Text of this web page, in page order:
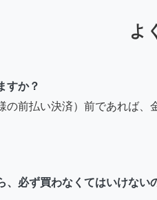
よ
すか？
の前払い決済）前であれば、
、必ず買わなくてはいけない